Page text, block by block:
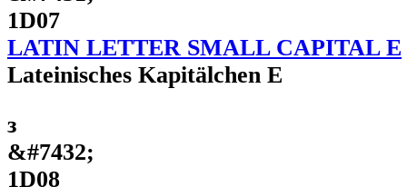
1D07
LATIN LETTER SMALL CAPITAL E
Lateinisches Kapitälchen E
ᴈ
&#7432;
1D08